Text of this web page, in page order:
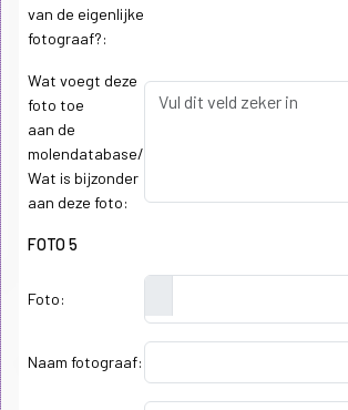
van de eigenlijke
fotograaf?:
Wat voegt deze
foto toe
aan de
molendatabase/
Wat is bijzonder
aan deze foto:
FOTO 5
Foto:
Naam fotograaf: